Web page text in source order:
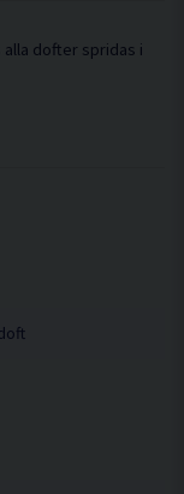
dofter spridas i